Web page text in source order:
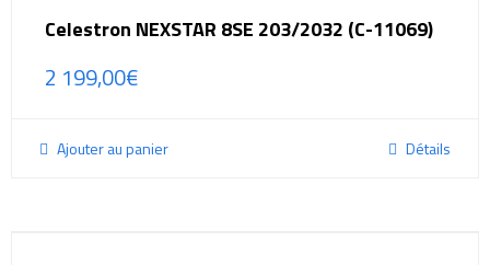
Celestron NEXSTAR 8SE 203/2032 (C-11069)
2 199,00€
Ajouter au panier Détails